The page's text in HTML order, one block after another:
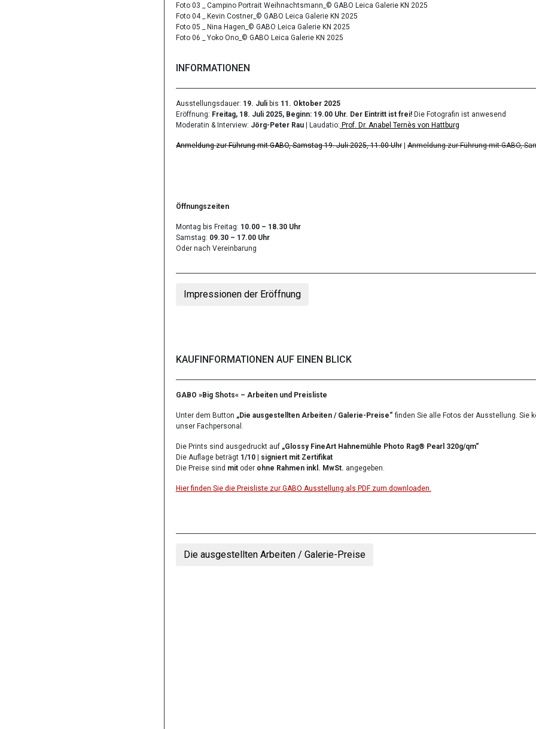
Foto 03 _ Campino Portrait Weihnachtsmann_© GABO Leica Galerie KN 2025
Foto 04 _ Kevin Costner_© GABO Leica Galerie KN 2025
Foto 05 _ Nina Hagen_© GABO Leica Galerie KN 2025
Foto 06 _ Yoko Ono_© GABO Leica Galerie KN 2025
INFORMATIONEN
Ausstellungsdauer: 19. Julibis 11. Oktober 2025
Eröffnung: Freitag, 18. Juli 2025, Beginn: 19.00 Uhr. Der Eintritt ist frei! Die Fotografin ist anwesend
Moderatin & Interview: Jörg-Peter Rau| Laudatio: Prof. Dr. Anabel Ternès von Hattburg
Anmeldung zur Führung mit GABO, Samstag 19. Juli 2025, 11.00 Uhr|Anmeldung zur Führung mit GABO,
Öffnungszeiten
Montag bis Freitag: 10.00 – 18.30 Uhr
Samstag: 09.30 – 17.00 Uhr
Oder nach Vereinbarung
Impressionen der Eröffnung
KAUFINFORMATIONEN AUF EINEN BLICK
GABO »Big Shots« – Arbeiten und Preisliste
Unter dem Button „Die ausgestellten Arbeiten / Galerie-Preise“ finden Sie alle Fotos der Ausstellung. Sie
unser Fachpersonal.
Die Prints sind ausgedruckt auf „Glossy FineArt Hahnemühle Photo Rag® Pearl 320g/qm“
Die Auflage beträgt 1/10| signiert mit Zertifikat
Die Preise sind mitoderohne Rahmen inkl. MwSt. angegeben.
Hier finden Sie die Preisliste zur GABO Ausstellung als PDF zum downloaden.
Die ausgestellten Arbeiten / Galerie-Preise